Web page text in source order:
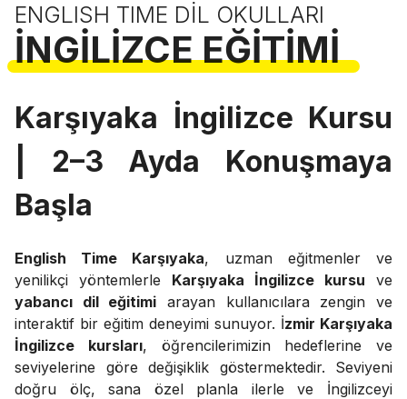
ENGLISH TIME DIL OKULLARI
İNGILIZCE EĞITIMI
Karşıyaka İngilizce Kursu
| 2–3 Ayda Konuşmaya
Başla
English Time Karşıyaka, uzman eğitmenler ve
yenilikçi yöntemlerle Karşıyaka İngilizce kursu ve
yabancı dil eğitimi arayan kullanıcılara zengin ve
interaktif bir eğitim deneyimi sunuyor. İzmir Karşıyaka
İngilizce kursları, öğrencilerimizin hedeflerine ve
seviyelerine göre değişiklik göstermektedir. Seviyeni
doğru ölç, sana özel planla ilerle ve İngilizceyi